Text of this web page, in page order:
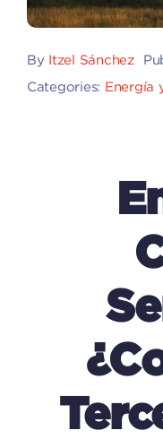
By Itzel Sánchez
Categories: Energía